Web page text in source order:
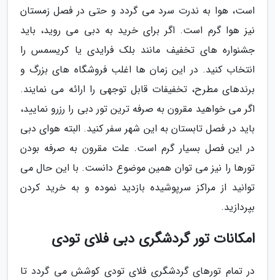
است، هوا به ندرت سرد می گردد و حتی در فصل زمستان
نیز هوا گرم است. اگر برای خرید به دبی می روید، باید
جشنواره های تخفیف مانند بلک فرایدی یا کریسمس را
انتخاب کنید. در این زمان ها اغلب فروشگاه های بزرگ و
برندهای مطرح، تخفیفات قابل توجهی را ارائه می نمایند.
اگر می خواهید مقرون به صرفه ترین تور دبی را رزرو نمایید،
باید در فصل تابستان به این شهر سفر کنید. البته هوای دبی
در این فصل بسیار گرم است. علت مقرون به صرفه بودن
تورها را نیز می توان همین موضوع دانست. با این حال می
توانید از مراکز سرپوشیده بازدید نموده و به خرید کردن
بپردازید.
امکانات تور گردشگری دبی فلای تودی
در تمام تورهای گردشگری فلای تودی کوشش می گردد تا